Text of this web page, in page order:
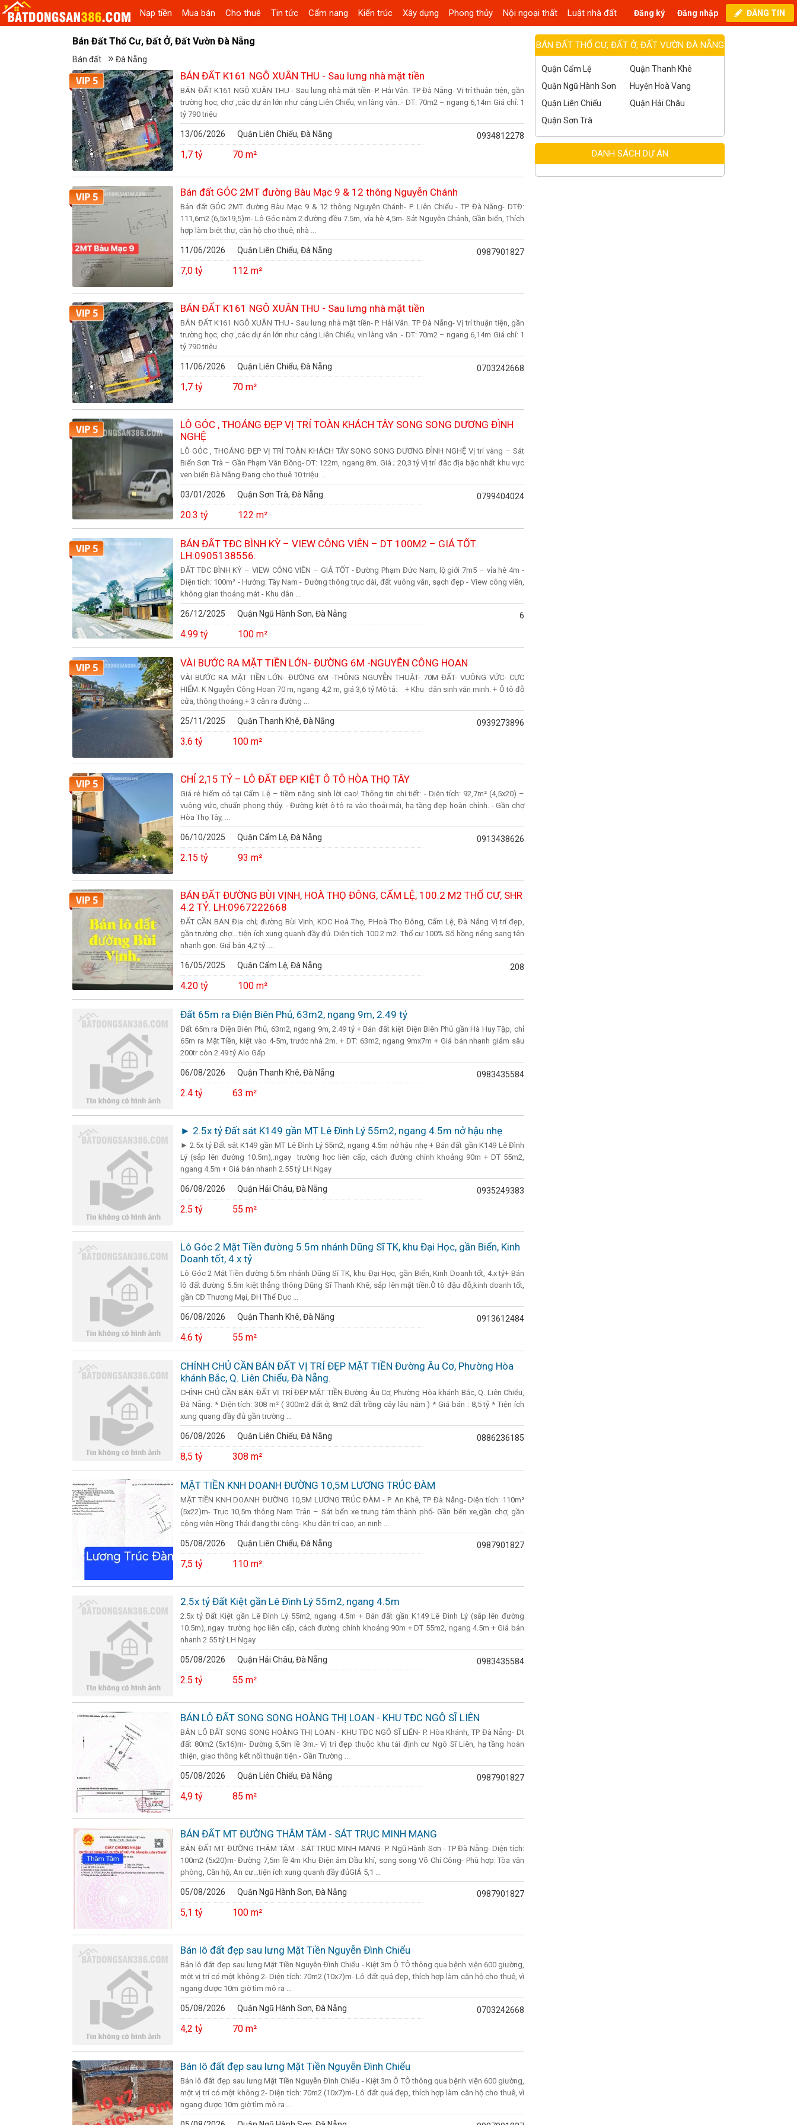
Nạp tiền Mua bán Cho thuê Tin tức Cẩm nang Kiến trúc Xây dựng Phong thủy Nội ngoại thất Luật nhà đất ĐĂNG TIN
Đăng nhập
Đăng ký
Bán Đất Thổ Cư, Đất Ở, Đất Vườn Đà Nẵng
Bán đất Đà Nẵng
BÁN ĐẤT K161 NGÔ XUÂN THU - Sau lưng nhà mặt tiền
BÁN ĐẤT K161 NGÔ XUÂN THU - Sau lưng nhà mặt tiền- P. Hải Vân. TP Đà Nẵng- Vị trí thuận tiện, gần
trường học, chợ ,các dự án lớn như cảng Liên Chiểu, vin làng vân..- DT: 70m2 – ngang 6,14m Giá chỉ: 1
tỷ 790 triệu
13/06/2026 Quận Liên Chiểu, Đà Nẵng
1,7 tỷ 70 m²
0934812278
Bán đất GÓC 2MT đường Bàu Mạc 9 & 12 thông Nguyễn Chánh
Bán đất GÓC 2MT đường Bàu Mạc 9 & 12 thông Nguyễn Chánh- P. Liên Chiểu - TP Đà Nẵng- DTĐ:
111,6m2 (6,5x19,5)m- Lô Góc nằm 2 đường đều 7.5m, vỉa hè 4,5m- Sát Nguyễn Chánh, Gần biển, Thích
hợp làm biệt thự, căn hộ cho thuê, nhà ...
11/06/2026 Quận Liên Chiểu, Đà Nẵng
7,0 tỷ 112 m²
0987901827
BÁN ĐẤT K161 NGÔ XUÂN THU - Sau lưng nhà mặt tiền
BÁN ĐẤT K161 NGÔ XUÂN THU - Sau lưng nhà mặt tiền- P. Hải Vân. TP Đà Nẵng- Vị trí thuận tiện, gần
trường học, chợ ,các dự án lớn như cảng Liên Chiểu, vin làng vân..- DT: 70m2 – ngang 6,14m Giá chỉ: 1
tỷ 790 triệu
11/06/2026 Quận Liên Chiểu, Đà Nẵng
1,7 tỷ 70 m²
0703242668
LÔ GÓC , THOÁNG ĐẸP VỊ TRÍ TOÀN KHÁCH TÂY SONG SONG DƯƠNG ĐÌNH
NGHỆ
LÔ GÓC , THOÁNG ĐẸP VỊ TRÍ TOÀN KHÁCH TÂY SONG SONG DƯƠNG ĐÌNH NGHỆ Vị trí vàng – Sát
Biển Sơn Trà – Gần Phạm Văn Đồng- DT: 122m, ngang 8m. Giá ; 20,3 tỷ Vị trí đắc địa bậc nhất khu vực
ven biển Đà Nẵng.Đang cho thuê 10 triệu ...
03/01/2026 Quận Sơn Trà, Đà Nẵng
20.3 tỷ 122 m²
0799404024
BÁN ĐẤT TĐC BÌNH KỲ – VIEW CÔNG VIÊN – DT 100M2 – GIÁ TỐT.
LH:0905138556.
ĐẤT TĐC BÌNH KỲ – VIEW CÔNG VIÊN – GIÁ TỐT - Đường Phạm Đức Nam, lộ giới 7m5 – vỉa hè 4m -
Diện tích: 100m² - Hướng: Tây Nam - Đường thông trục dài, đất vuông vắn, sạch đẹp - View công viên,
không gian thoáng mát - Khu dân ...
26/12/2025 Quận Ngũ Hành Sơn, Đà Nẵng
4.99 tỷ 100 m²
6
VÀI BƯỚC RA MẶT TIỀN LỚN- ĐƯỜNG 6M -NGUYỄN CÔNG HOAN
VÀI BƯỚC RA MẶT TIỀN LỚN- ĐƯỜNG 6M -THÔNG NGUYỄN THUẬT- 70M ĐẤT- VUÔNG VỨC- CỰC
HIẾM. K Nguyễn Công Hoan 70 m, ngang 4,2 m, giá 3,6 tỷ Mô tả: + Khu dân sinh văn minh. + Ô tô đỗ
cửa, thông thoáng.+ 3 căn ra đường ...
25/11/2025 Quận Thanh Khê, Đà Nẵng
3.6 tỷ 100 m²
0939273896
CHỈ 2,15 TỶ – LÔ ĐẤT ĐẸP KIỆT Ô TÔ HÒA THỌ TÂY
Giá rẻ hiếm có tại Cẩm Lệ – tiềm năng sinh lời cao! Thông tin chi tiết: - Diện tích: 92,7m² (4,5x20) –
vuông vức, chuẩn phong thủy. - Đường kiệt ô tô ra vào thoải mái, hạ tầng đẹp hoàn chỉnh. - Gần chợ
Hòa Thọ Tây, ...
06/10/2025 Quận Cẩm Lệ, Đà Nẵng
2.15 tỷ 93 m²
0913438626
BÁN ĐẤT ĐƯỜNG BÙI VỊNH, HOÀ THỌ ĐÔNG, CẨM LỆ, 100.2 M2 THỔ CƯ, SHR
4.2 TỶ. LH:0967222668
ĐẤT CẦN BÁN Địa chỉ; đường Bùi Vịnh, KDC Hoà Thọ, P.Hoà Thọ Đông, Cẩm Lệ, Đà Nẵng Vị trí đẹp,
gần trường chợ… tiện ích xung quanh đầy đủ. Diện tích 100.2 m2. Thổ cư 100% Sổ hồng riêng sang tên
nhanh gọn. Giá bán 4,2 tỷ. ...
16/05/2025 Quận Cẩm Lệ, Đà Nẵng
4.20 tỷ 100 m²
208
Đất 65m ra Điện Biên Phủ, 63m2, ngang 9m, 2.49 tỷ
Đất 65m ra Điện Biên Phủ, 63m2, ngang 9m, 2.49 tỷ + Bán đất kiệt Điện Biên Phủ gần Hà Huy Tập, chỉ
65m ra Mặt Tiền, kiệt vào 4-5m, trước nhà 2m. + DT: 63m2, ngang 9mx7m + Giá bán nhanh giảm sâu
200tr còn 2.49 tỷ Alo Gấp
06/08/2026 Quận Thanh Khê, Đà Nẵng
2.4 tỷ 63 m²
0983435584
► 2.5x tỷ Đất sát K149 gần MT Lê Đình Lý 55m2, ngang 4.5m nở hậu nhẹ
► 2.5x tỷ Đất sát K149 gần MT Lê Đình Lý 55m2, ngang 4.5m nở hậu nhẹ + Bán đất gần K149 Lê Đình
Lý (sắp lên đường 10.5m),.ngay trường học liên cấp, cách đường chính khoảng 90m + DT 55m2,
ngang 4.5m + Giá bán nhanh 2.55 tỷ LH Ngay
06/08/2026 Quận Hải Châu, Đà Nẵng
2.5 tỷ 55 m²
0935249383
Lô Góc 2 Mặt Tiền đường 5.5m nhánh Dũng Sĩ TK, khu Đại Học, gần Biển, Kinh
Doanh tốt, 4.x tỷ
Lô Góc 2 Mặt Tiền đường 5.5m nhánh Dũng Sĩ TK, khu Đại Học, gần Biển, Kinh Doanh tốt, 4.x tỷ+ Bán
lô đất đường 5.5m kiệt thẳng thông Dũng Sĩ Thanh Khê, sắp lên mặt tiền.Ô tô đậu đỗ,kinh doanh tốt,
gần CĐ Thương Mại, ĐH Thể Dục ...
06/08/2026 Quận Thanh Khê, Đà Nẵng
4.6 tỷ 55 m²
0913612484
CHÍNH CHỦ CẦN BÁN ĐẤT VỊ TRÍ ĐẸP MẶT TIỀN Đường Âu Cơ, Phường Hòa
khánh Bắc, Q. Liên Chiểu, Đà Nẵng.
CHÍNH CHỦ CẦN BÁN ĐẤT VỊ TRÍ ĐẸP MẶT TIỀN Đường Âu Cơ, Phường Hòa khánh Bắc, Q. Liên Chiểu,
Đà Nẵng. * Diện tích: 308 m² ( 300m2 đất ở; 8m2 đất trồng cây lâu năm ) * Giá bán : 8,5 tỷ * Tiện ích
xung quang đầy đủ gần trường ...
06/08/2026 Quận Liên Chiểu, Đà Nẵng
8,5 tỷ 308 m²
0886236185
MẶT TIỀN KNH DOANH ĐƯỜNG 10,5M LƯƠNG TRÚC ĐÀM
MẶT TIỀN KNH DOANH ĐƯỜNG 10,5M LƯƠNG TRÚC ĐÀM - P. An Khê, TP Đà Nẵng- Diện tích: 110m²
(5x22)m- Trục 10,5m thông Nam Trân – Sát bến xe trung tâm thành phố- Gần bến xe,gần chợ, gần
công viên Hồng Thái đang thi công- Khu dân trí cao, an ninh ...
05/08/2026 Quận Liên Chiểu, Đà Nẵng
7,5 tỷ 110 m²
0987901827
2.5x tỷ Đất Kiệt gần Lê Đình Lý 55m2, ngang 4.5m
2.5x tỷ Đất Kiệt gần Lê Đình Lý 55m2, ngang 4.5m + Bán đất gần K149 Lê Đình Lý (sắp lên đường
10.5m),.ngay trường học liên cấp, cách đường chính khoảng 90m + DT 55m2, ngang 4.5m + Giá bán
nhanh 2.55 tỷ LH Ngay
05/08/2026 Quận Hải Châu, Đà Nẵng
2.5 tỷ 55 m²
0983435584
BÁN LÔ ĐẤT SONG SONG HOÀNG THỊ LOAN - KHU TĐC NGÔ SĨ LIÊN
BÁN LÔ ĐẤT SONG SONG HOÀNG THỊ LOAN - KHU TĐC NGÔ SĨ LIÊN- P. Hòa Khánh, TP Đà Nẵng- Dt
đất 80m2 (5x16)m- Đường 5,5m lề 3m.- Vị trí đẹp thuộc khu tái định cư Ngô Sĩ Liên, hạ tầng hoàn
thiện, giao thông kết nối thuận tiện.- Gần Trường ...
05/08/2026 Quận Liên Chiểu, Đà Nẵng
4,9 tỷ 85 m²
0987901827
BÁN ĐẤT MT ĐƯỜNG THÂM TÂM - SÁT TRỤC MINH MẠNG
BÁN ĐẤT MT ĐƯỜNG THÂM TÂM - SÁT TRỤC MINH MẠNG- P. Ngũ Hành Sơn - TP Đà Nẵng- Diện tích:
100m2 (5x20)m- Đường 7,5m lề 4m Khu Điện âm Dầu khí, song song Võ Chí Công- Phù hợp: Tòa văn
phòng, Căn hộ, An cư...tiện ích xung quanh đầy đủGIÁ 5,1 ...
05/08/2026 Quận Ngũ Hành Sơn, Đà Nẵng
5,1 tỷ 100 m²
0987901827
Bán lô đất đẹp sau lưng Mặt Tiền Nguyễn Đình Chiểu
Bán lô đất đẹp sau lưng Mặt Tiền Nguyễn Đình Chiểu - Kiệt 3m Ô TÔ thông qua bệnh viện 600 giường,
một vị trí có một không 2- Diện tích: 70m2 (10x7)m- Lô đất quá đẹp, thích hợp làm căn hộ cho thuê, vì
ngang được 10m giờ tìm mô ra ...
05/08/2026 Quận Ngũ Hành Sơn, Đà Nẵng
4,2 tỷ 70 m²
0703242668
Bán lô đất đẹp sau lưng Mặt Tiền Nguyễn Đình Chiểu
Bán lô đất đẹp sau lưng Mặt Tiền Nguyễn Đình Chiểu - Kiệt 3m Ô TÔ thông qua bệnh viện 600 giường,
một vị trí có một không 2- Diện tích: 70m2 (10x7)m- Lô đất quá đẹp, thích hợp làm căn hộ cho thuê, vì
ngang được 10m giờ tìm mô ra ...
BÁN ĐẤT THỔ CƯ, ĐẤT Ở, ĐẤT VƯỜN ĐÀ NẴNG
Quận Cẩm Lệ
Quận Thanh Khê
Quận Ngũ Hành Sơn
Huyện Hoà Vang
Quận Liên Chiểu
Quận Hải Châu
Quận Sơn Trà
DANH SÁCH DỰ ÁN